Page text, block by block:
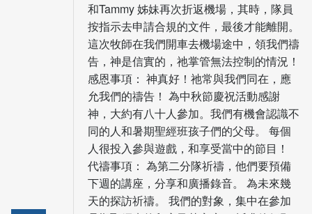
和Tammy 姊妹再次折返機場，其時，隊員
按指示去申請合規的文件，最後才能離開。
這次牧師在我們開車去機場途中，領我們禱
告，神是信實的，祂掌管無法控制的情況！
感恩事項： 神真好！祂常與我們同在，應
允我們的禱告！ 為中秋節慶祝活動感謝
神，大約有八十人參加。我們有機會認識不
同的人和暑期聖經班孩子們的父母。 每個
人很投入參與遊戲，和享受當中的節目！
代禱事項： 為第二分隊祈禱，他們要預備
下週的講座，分享和廣播錄音。 為未來幾
天的探訪祈禱。 我們的對象，集中在參加